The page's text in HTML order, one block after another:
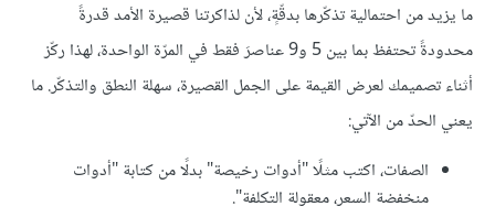
ما يزيد من احتمالية تذكّرها بدقّةٍ، لأن لذاكرتنا قصيرة الأمد قدرةً
محدودةً تحتفظ بما بين 5 و9 عناصرَ فقط في المرّة الواحدة، لهذا ركّز
أثناء تصميمك لعرض القيمة على الجمل القصيرة، سهلة النطق والتذكّر. ما
يعني الحدّ من الآتي:
الصفات، اكتب مثلًا "أدوات رخيصة" بدلًا من كتابة "أدوات
منخفضة السعر، معقولة التكلفة".